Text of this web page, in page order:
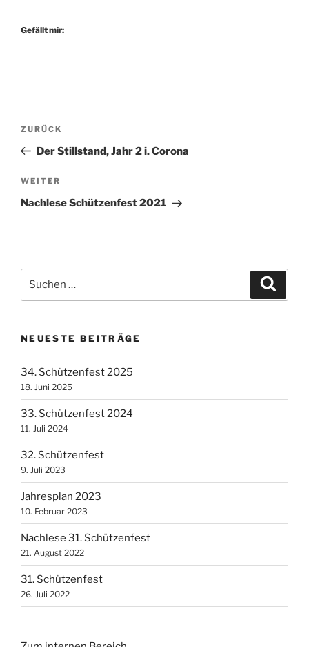
Gefällt mir:
Beitragsnavigation
Vorheriger
Beitrag
ZURÜCK
Der Stillstand, Jahr 2 i. Corona
Nächster
Beitrag
WEITER
Nachlese Schützenfest 2021
nach:
NEUESTE BEITRÄGE
34. Schützenfest 2025
18. Juni 2025
33. Schützenfest 2024
11. Juli 2024
32. Schützenfest
9. Juli 2023
Jahresplan 2023
10. Februar 2023
Nachlese 31. Schützenfest
21. August 2022
31. Schützenfest
26. Juli 2022